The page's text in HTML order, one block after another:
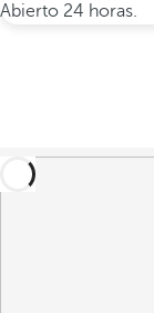
Abierto 24 horas.